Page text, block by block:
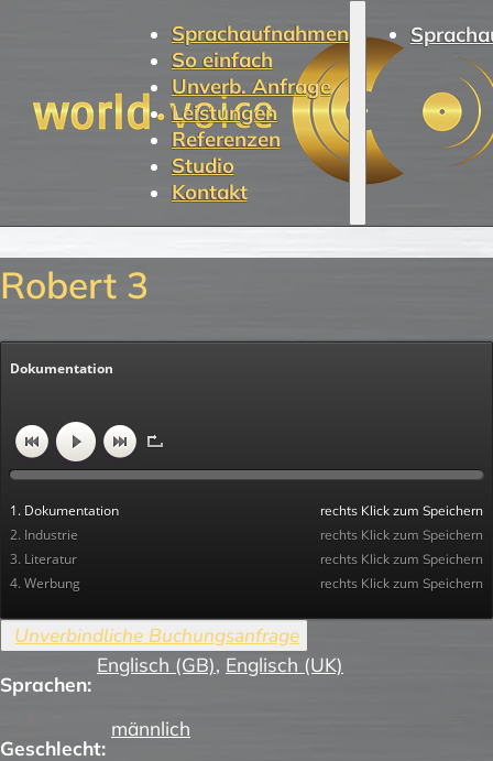
Sprachaufnahmen
So einfach
Unverb. Anfrage
Leistungen
Referenzen
Studio
Kontakt
Robert 3
Dokumentation
1. Dokumentation rechts Klick zum Speichern
2. Industrie rechts Klick zum Speichern
3. Literatur rechts Klick zum Speichern
4. Werbung rechts Klick zum Speichern
Sprachen:
Englisch (GB), Englisch (UK)
Geschlecht:
männlich